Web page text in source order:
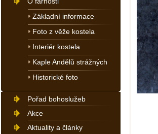
Základní informace
Foto z věže kostela
Interiér kostela
Kaple Andělů strážných
Historické foto
Pořad bohoslužeb
Akce
Aktuality a články